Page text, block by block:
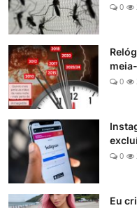
0
0
0
Eu